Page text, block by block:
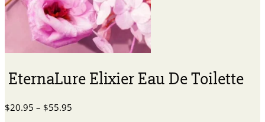
EternaLure Elixier Eau De Toilette
$20.95 – $55.95